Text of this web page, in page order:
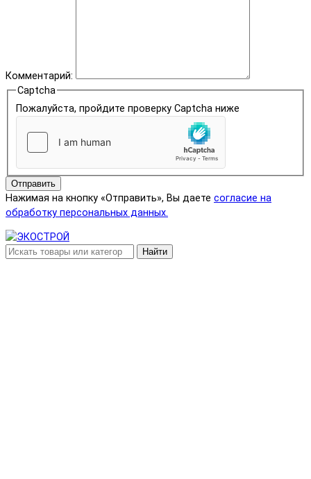
Комментарий:
Captcha
Пожалуйста, пройдите проверку Captcha ниже
Отправить
Нажимая на кнопку «Отправить», Вы даете согласие на
обработку персональных данных.
Найти